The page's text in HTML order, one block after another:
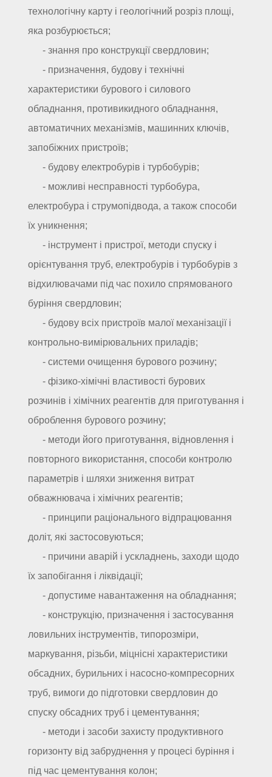
технологічну карту і геологічний розріз площі,
яка розбурюється;
- знання про конструкції свердловин;
- призначення, будову і технічні
характеристики бурового і силового
обладнання, противикидного обладнання,
автоматичних механізмів, машинних ключів,
запобіжних пристроїв;
- будову електробурів і турбобурів;
- можливі несправності турбобура,
електробура і струмопідвода, а також способи
їх уникнення;
- інструмент і пристрої, методи спуску і
орієнтування труб, електробурів і турбобурів з
відхилювачами під час похило спрямованого
буріння свердловин;
- будову всіх пристроїв малої механізації і
контрольно-вимірювальних приладів;
- системи очищення бурового розчину;
- фізико-хімічні властивості бурових
розчинів і хімічних реагентів для приготування і
оброблення бурового розчину;
- методи його приготування, відновлення і
повторного використання, способи контролю
параметрів і шляхи зниження витрат
обважнювача і хімічних реагентів;
- принципи раціонального відпрацювання
доліт, які застосовуються;
- причини аварій і ускладнень, заходи щодо
їх запобігання і ліквідації;
- допустиме навантаження на обладнання;
- конструкцію, призначення і застосування
ловильних інструментів, типорозміри,
маркування, різьби, міцнісні характеристики
обсадних, бурильних і насосно-компресорних
труб, вимоги до підготовки свердловин до
спуску обсадних труб і цементування;
- методи і засоби захисту продуктивного
горизонту від забруднення у процесі буріння і
під час цементування колон;